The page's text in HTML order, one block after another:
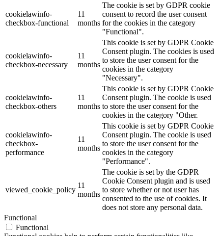
cookielawinfo-
checkbox-functional
11
months
The cookie is set by GDPR cookie
consent to record the user consent
for the cookies in the category
"Functional".
cookielawinfo-
checkbox-necessary
11
months
This cookie is set by GDPR Cookie
Consent plugin. The cookies is used
to store the user consent for the
cookies in the category
"Necessary".
cookielawinfo-
checkbox-others
11
months
This cookie is set by GDPR Cookie
Consent plugin. The cookie is used
to store the user consent for the
cookies in the category "Other.
cookielawinfo-
checkbox-
performance
11
months
This cookie is set by GDPR Cookie
Consent plugin. The cookie is used
to store the user consent for the
cookies in the category
"Performance".
viewed_cookie_policy
11
months
The cookie is set by the GDPR
Cookie Consent plugin and is used
to store whether or not user has
consented to the use of cookies. It
does not store any personal data.
Functional
Functional